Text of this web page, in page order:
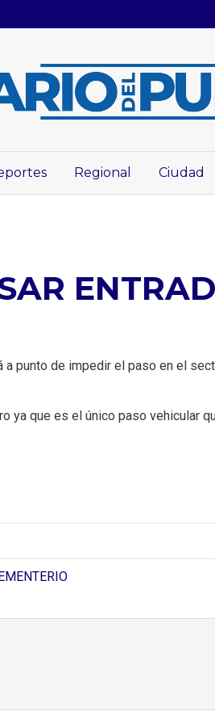
Regional Ciudad
punto de impedir el paso en el
ya que es el único paso vehicular